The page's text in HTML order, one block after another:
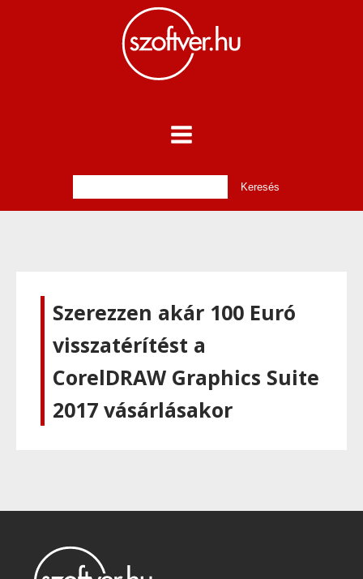
Szerezzen akár 100 Euró
visszatérítést a
CorelDRAW Graphics Suite
2017 vásárlásakor